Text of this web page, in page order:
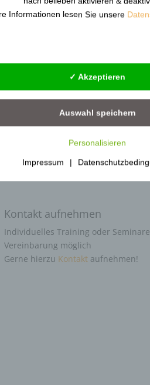
Prävention für
Von Günther Pfeifer aktuell
zwei Jahrzehnten mit
Kontakt aufnehmen
Individuelles Training oder
Vereinbarung möglich
Gerne hierzu Kontaktaufnehmen!
Informationen lesen Sie unsere
✓ Akzeptieren
Auswahl speichern
Personalisieren
Impressum |